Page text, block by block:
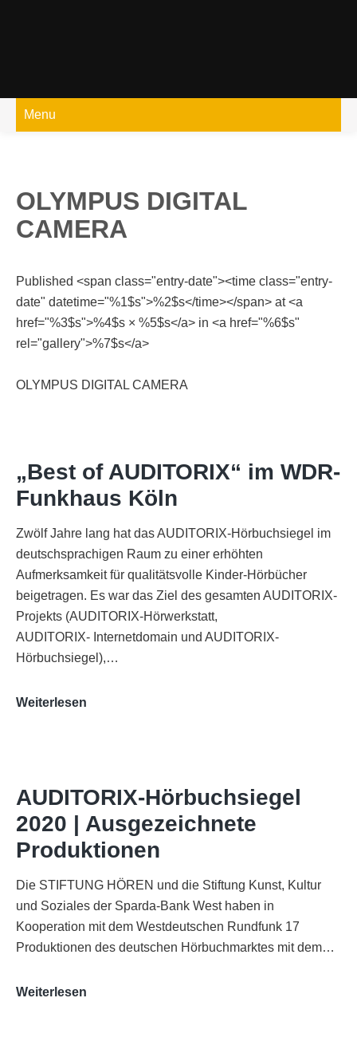
Menu
OLYMPUS DIGITAL
CAMERA
Published <span class="entry-date"><time class="entry-
date" datetime="%1$s">%2$s</time></span> at <a
href="%3$s">%4$s × %5$s</a> in <a href="%6$s"
rel="gallery">%7$s</a>
OLYMPUS DIGITAL CAMERA
„Best of AUDITORIX“ im WDR-
Funkhaus Köln
Zwölf Jahre lang hat das AUDITORIX-Hörbuchsiegel im
deutschsprachigen Raum zu einer erhöhten
Aufmerksamkeit für qualitätsvolle Kinder-Hörbücher
beigetragen. Es war das Ziel des gesamten AUDITORIX-
Projekts (AUDITORIX-Hörwerkstatt,
AUDITORIX- Internetdomain und AUDITORIX-
Hörbuchsiegel),…
Weiterlesen
Funkhaus
Köln
AUDITORIX-Hörbuchsiegel
2020 | Ausgezeichnete
Produktionen
Die STIFTUNG HÖREN und die Stiftung Kunst, Kultur
und Soziales der Sparda-Bank West haben in
Kooperation mit dem Westdeutschen Rundfunk 17
Produktionen des deutschen Hörbuchmarktes mit dem…
Weiterlesen